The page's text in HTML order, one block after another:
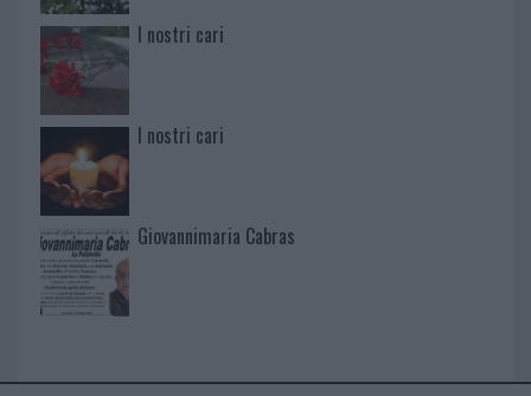
I nostri cari
I nostri cari
Giovannimaria Cabras